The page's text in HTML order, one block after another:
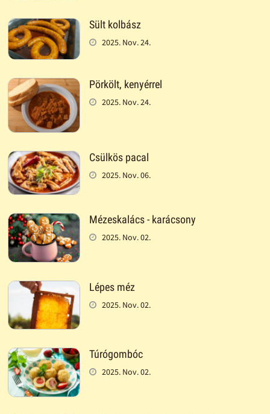
Sült kolbász
2025. Nov. 24.
Pörkölt, kenyérrel
2025. Nov. 24.
Csülkös pacal
2025. Nov. 06.
Mézeskalács - karácsony
2025. Nov. 02.
Lépes méz
2025. Nov. 02.
Túrógombóc
2025. Nov. 02.